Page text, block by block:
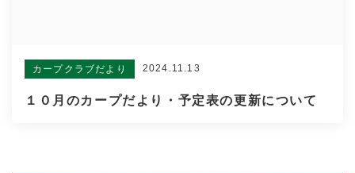
カープクラブだより 2024.11.13
１０月のカープだより・予定表の更新について